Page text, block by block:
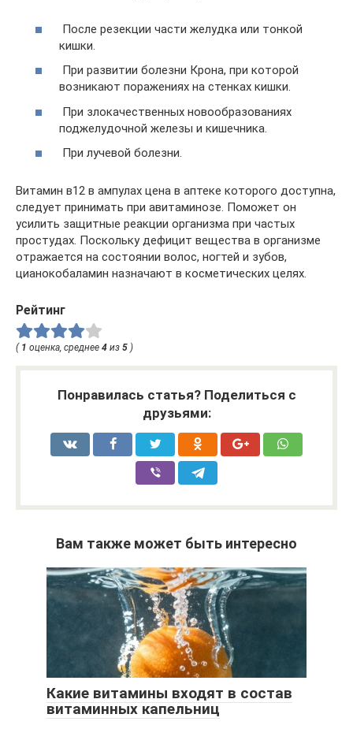
После резекции части желудка или тонкой
кишки.
При развитии болезни Крона, при которой
возникают поражениях на стенках кишки.
При злокачественных новообразованиях
поджелудочной железы и кишечника.
При лучевой болезни.
Витамин в12 в ампулах цена в аптеке которого доступна,
следует принимать при авитаминозе. Поможет он
усилить защитные реакции организма при частых
простудах. Поскольку дефицит вещества в организме
отражается на состоянии волос, ногтей и зубов,
цианокобаламин назначают в косметических целях.
Рейтинг
( 1 оценка, среднее 4 из 5 )
Понравилась статья? Поделиться с
друзьями:
Вам также может быть интересно
Какие витамины входят в состав
витаминных капельниц